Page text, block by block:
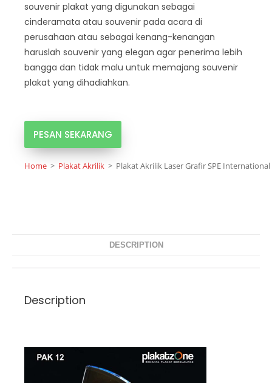
souvenir plakat yang digunakan sebagai
cinderamata atau souvenir pada acara di
perusahaan atau sebagai kenang-kenangan
haruslah souvenir yang elegan agar penerima lebih
bangga dan tidak malu untuk memajang souvenir
plakat yang dihadiahkan.
PESAN SEKARANG
Home > Plakat Akrilik > Plakat Akrilik Laser Grafir SPE
DESCRIPTION
Description